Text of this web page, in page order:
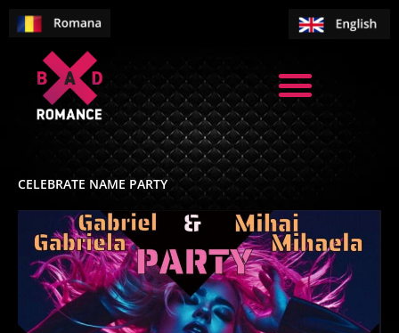
CELEBRATE NAME PARTY